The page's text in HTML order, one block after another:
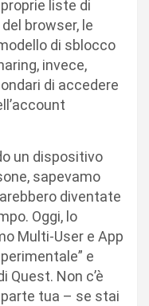
liste di
browser, le
di sblocco
invece,
di accedere
un dispositivo
sapevamo
diventate
Oggi, lo
Multi-User e App
e
Quest. Non c’è
tua – se stai